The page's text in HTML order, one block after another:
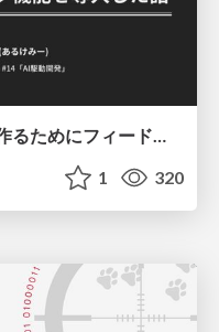
最高のシステムプロンプトを作るためにフィードバック機能を導入した話
1 320